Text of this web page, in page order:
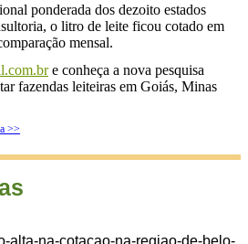
ponderada dos dezoito estados
o litro de leite ficou cotado em
mensal.
e conheça a nova pesquisa
fazendas leiteiras em Goiás, Minas
>>